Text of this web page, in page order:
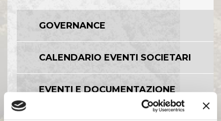
GOVERNANCE
CALENDARIO EVENTI SOCIETARI
EVENTI E DOCUMENTAZIONE